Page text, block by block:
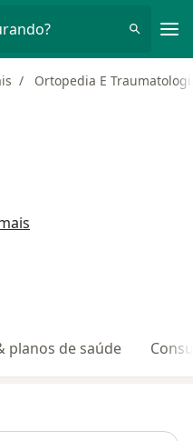
Ortopedia E
planos de saúde